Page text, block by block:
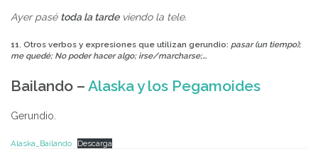
Ayer pasé toda la tardeviendo la tele.
11. Otros verbos y expresiones que utilizan gerundio: pasar (un tiempo);
me quedé; No poder hacer algo; irse/marcharse;…
Bailando – Alaska y los Pegamoides
Gerundio.
Alaska_Bailando Descarga